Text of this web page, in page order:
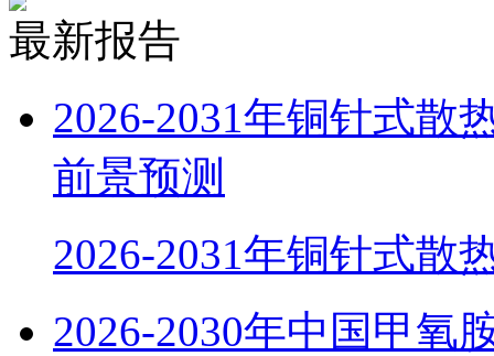
最新报告
2026-2031年铜针式散
前景预测
2026-2031年铜针式散
2026-2030年中国甲氧